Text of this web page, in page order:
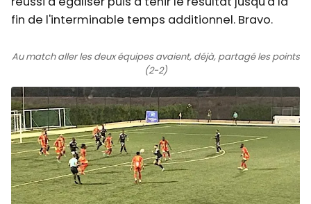
fin de l'interminable temps additionnel. Bravo.
Au match aller les deux équipes avaient, déjà, partagé les points
(2-2)